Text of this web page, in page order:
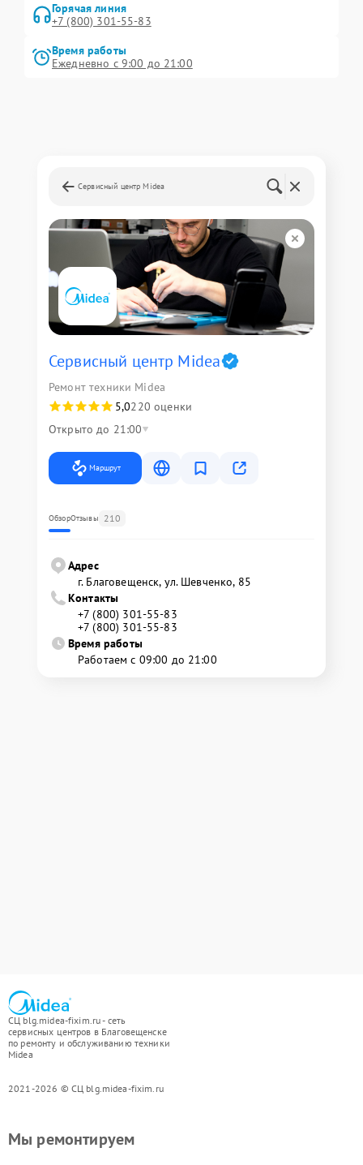
Горячая линия
+7 (800) 301-55-83
Время работы
Ежедневно с 9:00 до 21:00
Сервисный центр Midea
Сервисный центр Midea
Ремонт техники Midea
5,0220 оценки
Открыто до 21:00
Маршрут
ОбзорОтзывы 210
Адрес
г. Благовещенск, ул. Шевченко, 85
Контакты
+7 (800) 301-55-83
+7 (800) 301-55-83
Время работы
Работаем с 09:00 до 21:00
СЦ blg.midea-fixim.ru - сеть
сервисных центров в Благовещенске
по ремонту и обслуживанию техники
Midea
2021-2026 © СЦ blg.midea-fixim.ru
Мы ремонтируем